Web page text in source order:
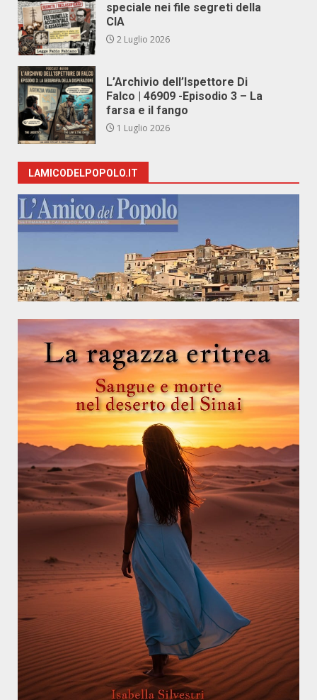
speciale nei file segreti della
CIA
2 Luglio 2026
L’Archivio dell’Ispettore Di
Falco | 46909 -Episodio 3 – La
farsa e il fango
1 Luglio 2026
LAMICODELPOPOLO.IT